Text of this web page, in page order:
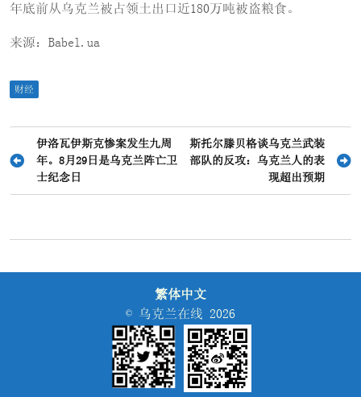
年底前从乌克兰被占领土出口近180万吨被盗粮食。
来源：Babel.ua
财经
章
导
伊洛瓦伊斯克惨案发生九周
年。8月29日是乌克兰阵亡卫
士纪念日
斯托尔滕贝格谈乌克兰武装
部队的反攻：乌克兰人的表
现超出预期
繁体中文
© 乌克兰在线 2026